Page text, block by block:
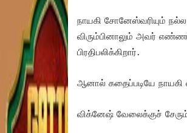
நாயகி சோனேஸ்வரியும்
விரும்பினாலும் அவர்
பிரதிபலிக்கிறார்.
ஆனால் கதைப்படியே நாயகி
விக்னேஷ் வேலைக்குச்